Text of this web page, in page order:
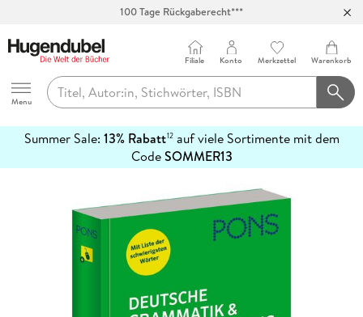
100 Tage Rückgaberecht***
Hugendubel
Menu
Filiale Konto Merkzettel Warenkorb
Summer Sale: 13% Rabatt12auf viele Sortimente mit dem
CodeSOMMER13
erfahren